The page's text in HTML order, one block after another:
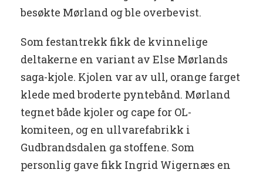
besøkte Mørland og ble overbevist.
Som festantrekk fikk de kvinnelige
deltakerne en variant av Else Mørlands
saga-kjole. Kjolen var av ull, orange farget
klede med broderte pyntebånd. Mørland
tegnet både kjoler og cape for OL-
komiteen, og en ullvarefabrikk i
Gudbrandsdalen ga stoffene. Som
personlig gave fikk Ingrid Wigernæs en